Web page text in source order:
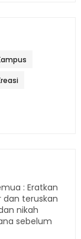
: Eratkan
dan teruskan
nikah
sebelum